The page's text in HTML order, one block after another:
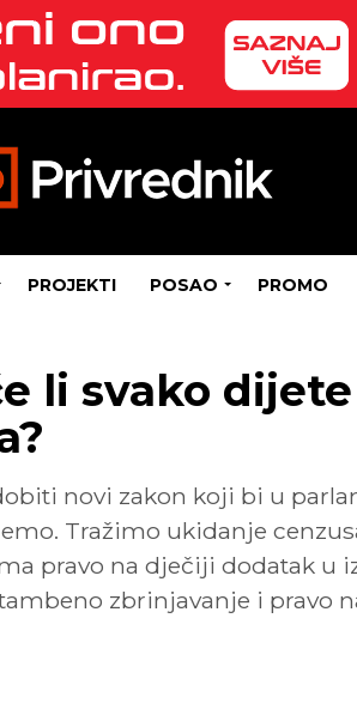
PROJEKTI POSAO PROMO
li svako
novi zakon koji bi u
Tražimo ukidanje
pravo na dječiji dodatak u
zbrinjavanje i pravo